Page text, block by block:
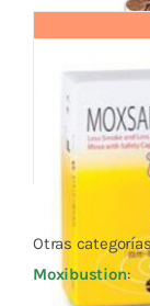
SEIRIN
22,00€ El
era:
Otras
Moxibustion: